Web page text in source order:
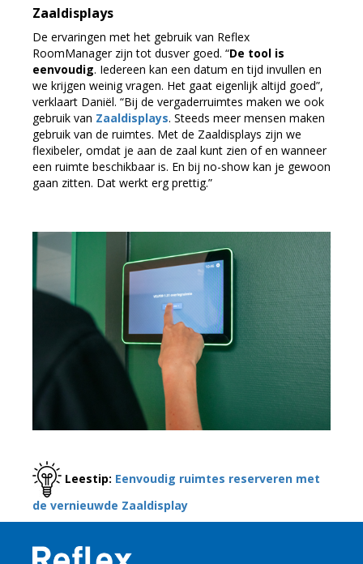
Zaaldisplays
De ervaringen met het gebruik van Reflex
RoomManager zijn tot dusver goed. “De tool is
eenvoudig. Iedereen kan een datum en tijd invullen en
we krijgen weinig vragen. Het gaat eigenlijk altijd goed”,
verklaart Daniël. “Bij de vergaderruimtes maken we ook
gebruik van Zaaldisplays. Steeds meer mensen maken
gebruik van de ruimtes. Met de Zaaldisplays zijn we
flexibeler, omdat je aan de zaal kunt zien of en wanneer
een ruimte beschikbaar is. En bij no-show kan je gewoon
gaan zitten. Dat werkt erg prettig.”
Leestip: Eenvoudig ruimtes reserveren met
de vernieuwde Zaaldisplay